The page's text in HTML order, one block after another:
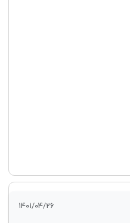
1401/04/26